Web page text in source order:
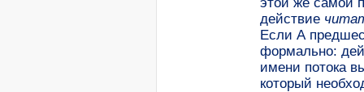
действие
Если А
формально:
имени потока
который